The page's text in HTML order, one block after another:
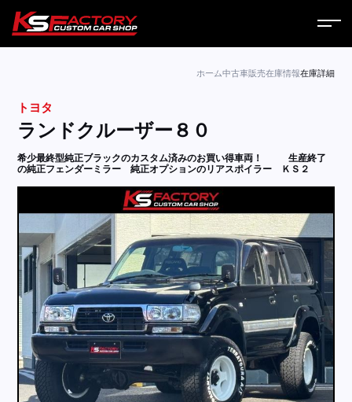
サービス
コラム
ニュース
営業日
お問い合わせ
採用情報
ホーム中古車販売在庫情報在庫詳細
トヨタ
ランドクルーザー８０
希少最終型純正ブラックのカスタム済みのお買い得車両！
生産終了
の純正フェンダーミラー 純正オプションのリアスポイラー ＫＳ２